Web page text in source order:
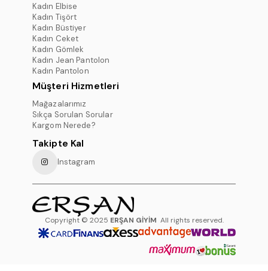
Kadın Elbise
Kadın Tişört
Kadın Büstiyer
Kadın Ceket
Kadın Gömlek
Kadın Jean Pantolon
Kadın Pantolon
Müşteri Hizmetleri
Mağazalarımız
Sıkça Sorulan Sorular
Kargom Nerede?
Takipte Kal
Instagram
Copyright © 2025 ERŞAN GİYİM All rights reserved.